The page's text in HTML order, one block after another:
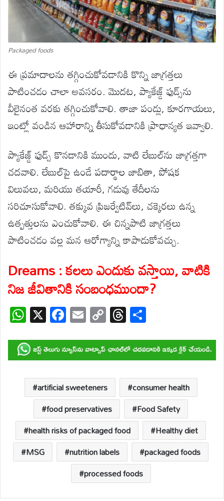
Packaged foods
ఈ ప్రమాదాలను తగ్గించుకోవడానికి కొన్ని జాగ్రత్తలు
పాటించడం చాలా అవసరం. మొదట, ప్యాకేజ్డ్ ఫుడ్స్‌ను
వీలైనంత వరకు తగ్గించుకోవాలి. తాజా పండ్లు, కూరగాయలు,
ఇంట్లో వండిన ఆహారాన్ని తీసుకోవడానికి ప్రాధాన్యత ఇవ్వాలి.
ప్యాకేజ్డ్ ఫుడ్స్ కొనడానికి ముందు, వాటి లేబుల్‌ను జాగ్రత్తగా
చదవాలి. లేబుల్‌పై ఉండే పదార్థాల జాబితా, పోషక
విలువలు, మరియు తయారీ, గడువు తేదీలను
సరిచూసుకోవాలి. తక్కువ ప్రిజర్వేటివ్‌లు, చక్కెరలు ఉన్న
ఉత్పత్తులను ఎంచుకోవాలి. ఈ చిన్నపాటి జాగ్రత్తలు
పాటించడం వల్ల మన ఆరోగ్యాన్ని కాపాడుకోవచ్చు.
Dreams : కలలు ఎందుకు వస్తాయి, వాటికి
నిజ జీవితానికి సంబంధముందా?
W
h
at
s
A
p
p
X F
ac
e
b
o
o
k
E
m
ail
C
o
p
y
Li
n
k
T
hr
e
a
d
s
ar
e
artificial sweeteners
consumer health
food preservatives
Food Safety
health risks of packaged food
Healthy diet
MSG
nutrition labels
packaged foods
processed foods